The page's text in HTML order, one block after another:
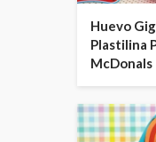
Huevo
Plastilina
McDonals